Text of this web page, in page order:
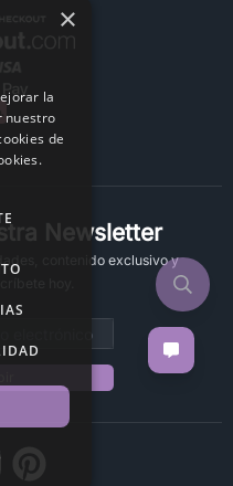
Newsletter
contenido exclusivo y
×
la
nuestro
de